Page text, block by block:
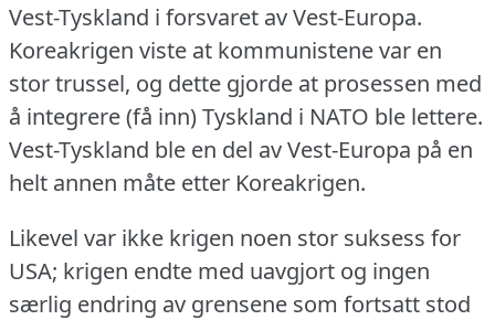
Vest-Tyskland i forsvaret av Vest-Europa.
Koreakrigen viste at kommunistene var en
stor trussel, og dette gjorde at prosessen med
å integrere (få inn) Tyskland i NATO ble lettere.
Vest-Tyskland ble en del av Vest-Europa på en
helt annen måte etter Koreakrigen.
Likevel var ikke krigen noen stor suksess for
USA; krigen endte med uavgjort og ingen
særlig endring av grensene som fortsatt stod